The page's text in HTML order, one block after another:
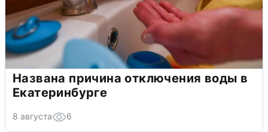
Названа причина отключения воды в
Екатеринбурге
8 августа 6